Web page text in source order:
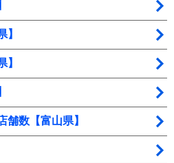
】
】
舗数【富山県】